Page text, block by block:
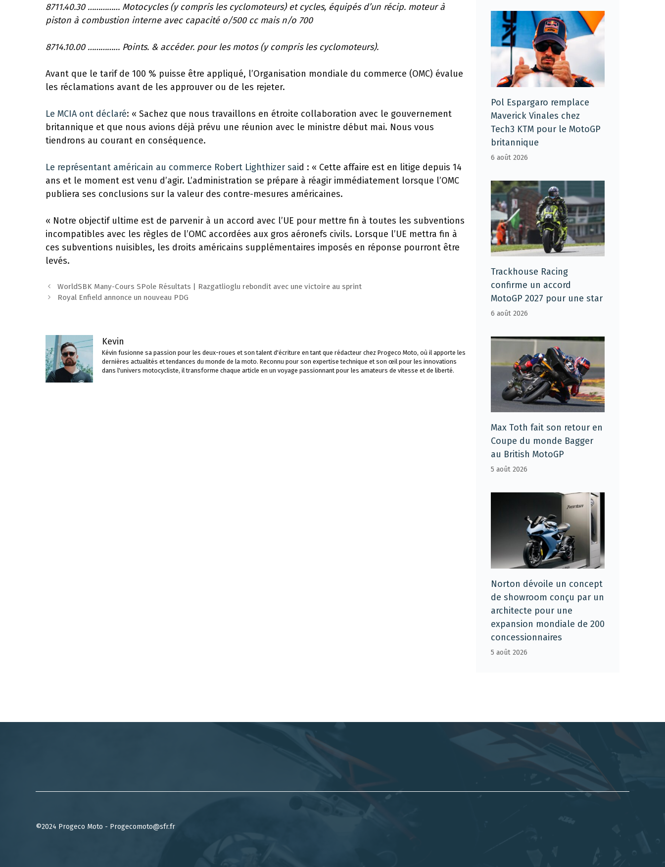
8711.40.30 …………… Motocycles (y compris les cyclomoteurs) et cycles, équipés d’un récip. moteur à
piston à combustion interne avec capacité o/500 cc mais n/o 700
8714.10.00 …………… Points. & accéder. pour les motos (y compris les cyclomoteurs).
Avant que le tarif de 100 % puisse être appliqué, l’Organisation mondiale du commerce (OMC) évalue
les réclamations avant de les approuver ou de les rejeter.
Le MCIA ont déclaré: « Sachez que nous travaillons en étroite collaboration avec le gouvernement
britannique et que nous avions déjà prévu une réunion avec le ministre début mai. Nous vous
tiendrons au courant en conséquence.
Le représentant américain au commerce Robert Lighthizer said : « Cette affaire est en litige depuis 14
ans et le moment est venu d’agir. L’administration se prépare à réagir immédiatement lorsque l’OMC
publiera ses conclusions sur la valeur des contre-mesures américaines.
« Notre objectif ultime est de parvenir à un accord avec l’UE pour mettre fin à toutes les subventions
incompatibles avec les règles de l’OMC accordées aux gros aéronefs civils. Lorsque l’UE mettra fin à
ces subventions nuisibles, les droits américains supplémentaires imposés en réponse pourront être
levés.
Navigation
des
WorldSBK Many-Cours SPole Résultats | Razgatlioglu rebondit avec une victoire au sprint
Royal Enfield annonce un nouveau PDG
Kevin
Kévin fusionne sa passion pour les deux-roues et son talent d'écriture en tant que rédacteur chez Progeco Moto, où il apporte les
dernières actualités et tendances du monde de la moto. Reconnu pour son expertise technique et son œil pour les innovations
dans l'univers motocycliste, il transforme chaque article en un voyage passionnant pour les amateurs de vitesse et de liberté.
Pol Espargaro remplace
Maverick Vinales chez
Tech3 KTM pour le MotoGP
britannique
6 août 2026
Trackhouse Racing
confirme un accord
MotoGP 2027 pour une star
6 août 2026
Max Toth fait son retour en
Coupe du monde Bagger
au British MotoGP
5 août 2026
Norton dévoile un concept
de showroom conçu par un
architecte pour une
expansion mondiale de 200
concessionnaires
5 août 2026
©2024 Progeco Moto - Progecomoto@sfr.fr